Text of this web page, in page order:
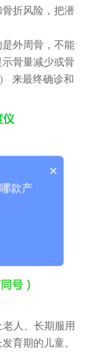
折风险，把潜
外周骨，不能
骨量减少或骨
来最终确诊和
人、长期服用
育期的儿童。
×
款产